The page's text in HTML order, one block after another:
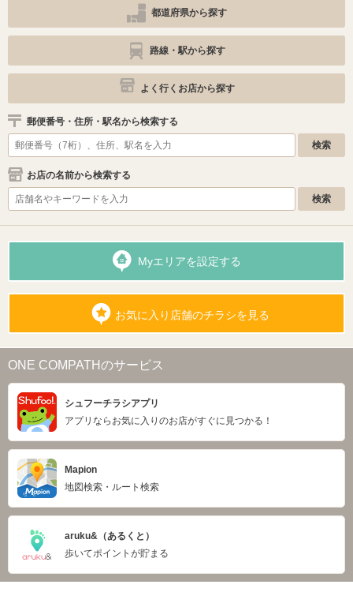
都道府県から探す
路線・駅から探す
よく行くお店から探す
郵便番号・住所・駅名から検索する
お店の名前から検索する
Myエリアを設定する
お気に入り店舗のチラシを見る
ONE COMPATHのサービス
シュフーチラシアプリ
アプリならお気に入りのお店がすぐに見つかる！
Mapion
地図検索・ルート検索
aruku&（あるくと）
歩いてポイントが貯まる